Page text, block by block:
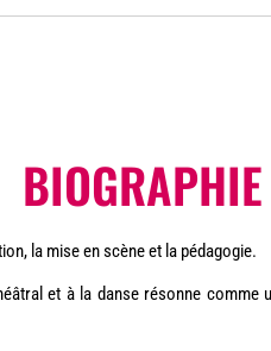
la mise en scène et la pédagogie.
et à la danse résonne